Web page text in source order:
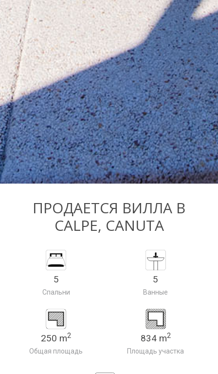
ПРОДАЕТСЯ ВИЛЛА В
CALPE, CANUTA
5
Спальни
5
Ванные
250 m2
Общая площадь
834 m2
Площадь участка